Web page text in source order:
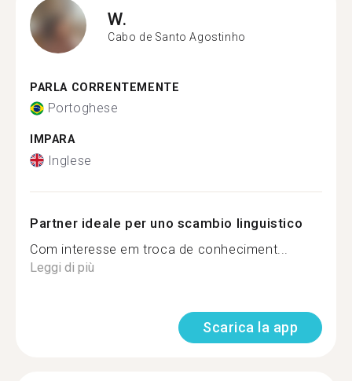
W.
Cabo de Santo Agostinho
PARLA CORRENTEMENTE
Portoghese
IMPARA
Inglese
Partner ideale per uno scambio linguistico
Com interesse em troca de conheciment...
Leggi di più
Scarica la app